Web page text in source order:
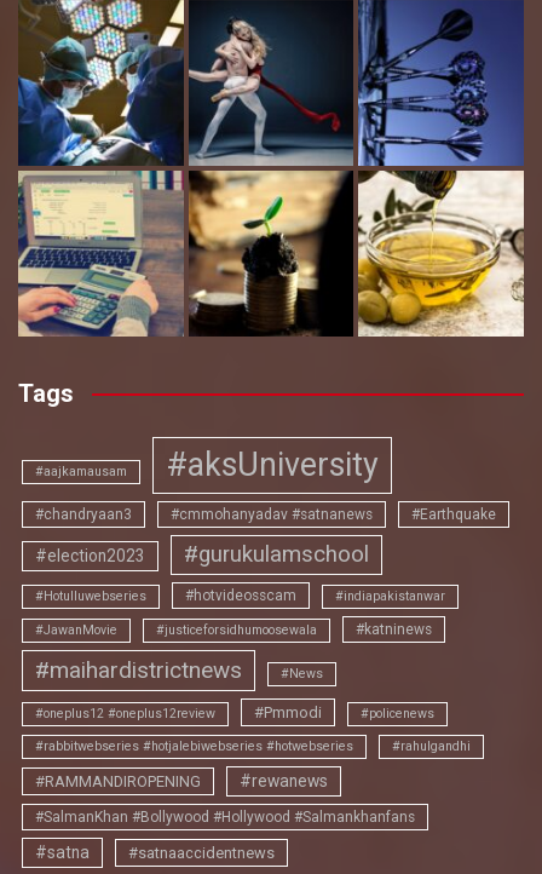
Tags
#aajkamausam #aksUniversity
#chandryaan3 #cmmohanyadav #satnanews #Earthquake
#election2023 #gurukulamschool
#Hotulluwebseries #hotvideosscam #indiapakistanwar
#JawanMovie #justiceforsidhumoosewala #katninews
#maihardistrictnews #News
#oneplus12 #oneplus12review #Pmmodi #policenews
#rabbitwebseries #hotjalebiwebseries #hotwebseries #rahulgandhi
#RAMMANDIROPENING #rewanews
#SalmanKhan #Bollywood #Hollywood #Salmankhanfans
#satna #satnaaccidentnews